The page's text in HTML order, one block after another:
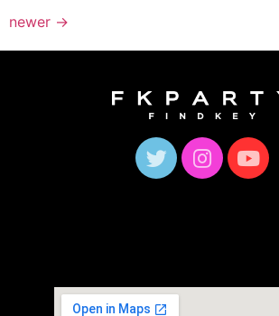
newer →